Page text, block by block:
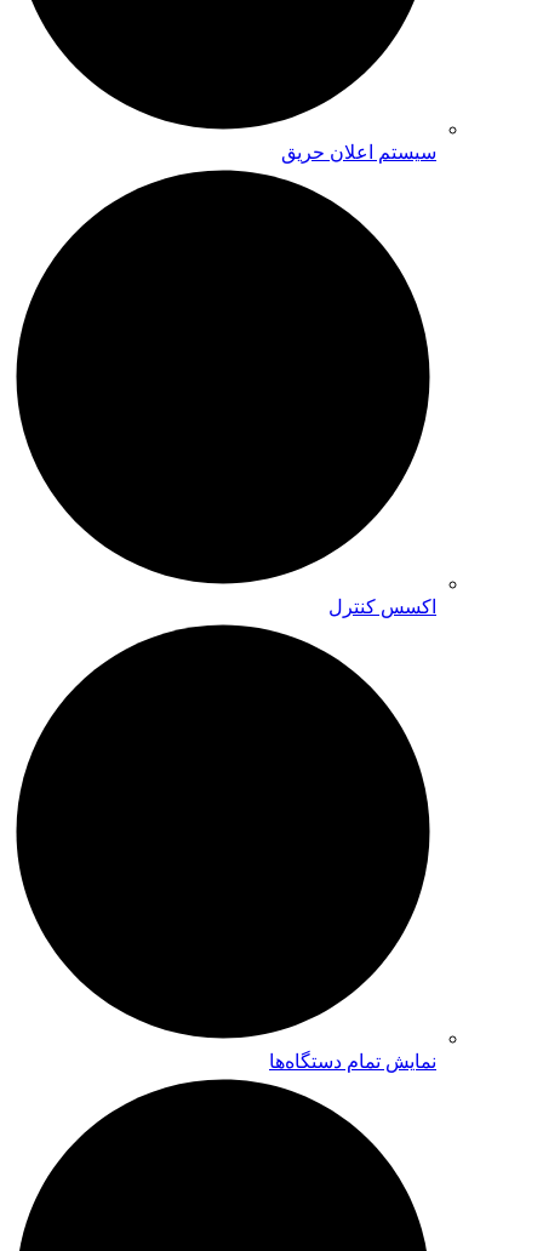
سیستم اعلان حریق
اکسس کنترل
نمایش تمام دستگاه‌ها